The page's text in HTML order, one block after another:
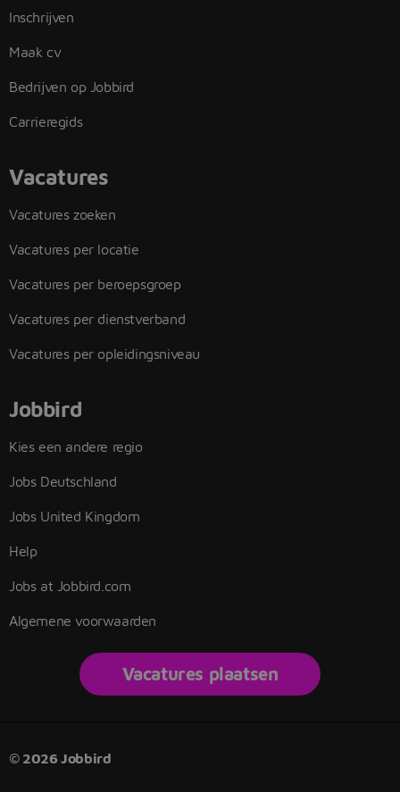
Inschrijven
Maak cv
Bedrijven op Jobbird
Carrieregids
Vacatures
Vacatures zoeken
Vacatures per locatie
Vacatures per beroepsgroep
Vacatures per dienstverband
Vacatures per opleidingsniveau
Jobbird
Kies een andere regio
Jobs Deutschland
Jobs United Kingdom
Help
Jobs at Jobbird.com
Algemene voorwaarden
Vacatures plaatsen
© 2026 Jobbird